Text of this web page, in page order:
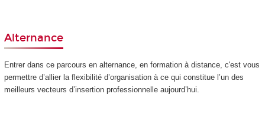
Alternance
Entrer dans ce parcours en alternance, en formation à distance, c'est vous
permettre d’allier la flexibilité d’organisation à ce qui constitue l’un des
meilleurs vecteurs d’insertion professionnelle aujourd’hui.